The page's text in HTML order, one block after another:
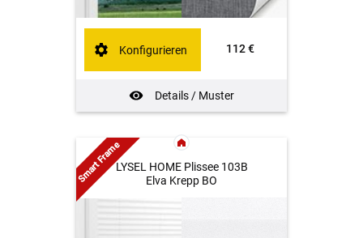
112 €
Details / Muster
Konfigurieren
LYSEL HOME Plissee 103B
Elva Krepp BO
Smart Frame